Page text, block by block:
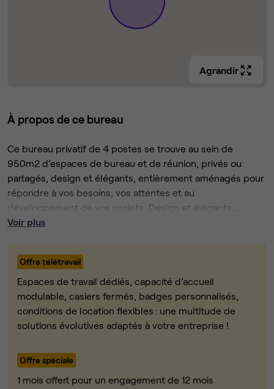
Agrandir
À propos de ce bureau
Ce bureau privatif de 4 postes se trouve au sein de
950m2 d’espaces de bureau et de réunion, privés ou
partagés, design et élégants, entièrement aménagés pour
répondre à vos besoins, vos attentes et au
développement de vos projets. Design et élégants,
entièrement aménagés pour travailler, recevoir ses clients,
pour veiller au bien-être et au confort de vos
collaborateurs.
• Accès à l’Espace 7/7J et 24/24h
• Le mobilier de bureau : bureaux, chaises, armoires
ce bureau de 4 postes
• Accès aux espaces communs (cafétérias, Rooftop,
salle de repos...)
Voir plus
Offre télétravail
Espaces de travail dédiés, capacité d’accueil
modulable, casiers fermés, badges personnalisés,
conditions de location flexibles : une multitude de
solutions évolutives adaptés à votre entreprise !
Offre spéciale
1 mois offert pour un engagement de 12 mois